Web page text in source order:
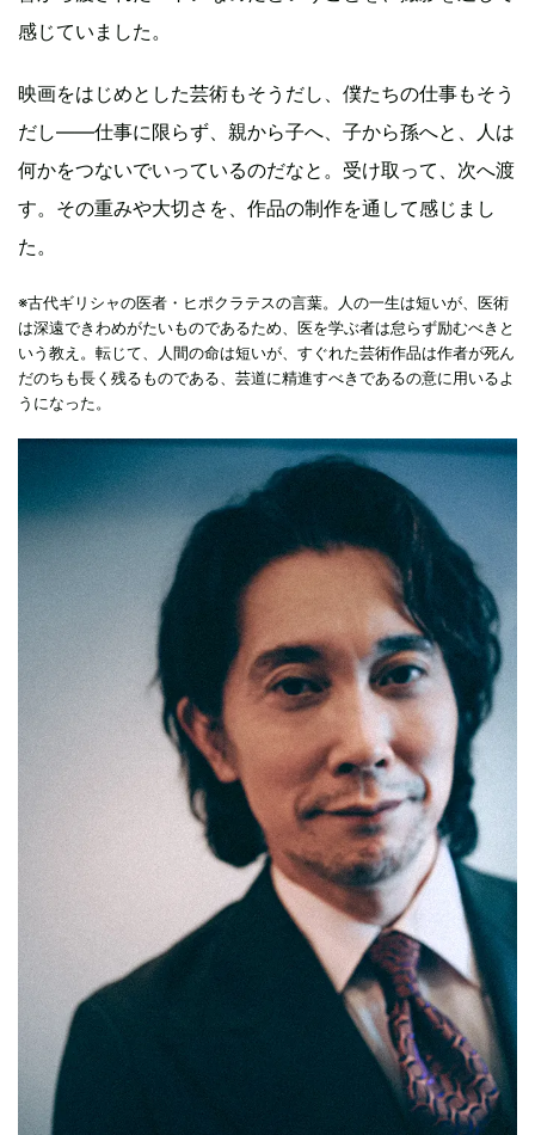
感じていました。
映画をはじめとした芸術もそうだし、僕たちの仕事もそう
だし——仕事に限らず、親から子へ、子から孫へと、人は
何かをつないでいっているのだなと。受け取って、次へ渡
す。その重みや大切さを、作品の制作を通して感じまし
た。
※古代ギリシャの医者・ヒポクラテスの言葉。人の一生は短いが、医術
は深遠できわめがたいものであるため、医を学ぶ者は怠らず励むべきと
いう教え。転じて、人間の命は短いが、すぐれた芸術作品は作者が死ん
だのちも長く残るものである、芸道に精進すべきであるの意に用いるよ
うになった。